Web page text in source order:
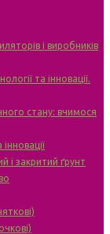
і виробників
та інновації.
стану: вчимося
і закритий ґрунт